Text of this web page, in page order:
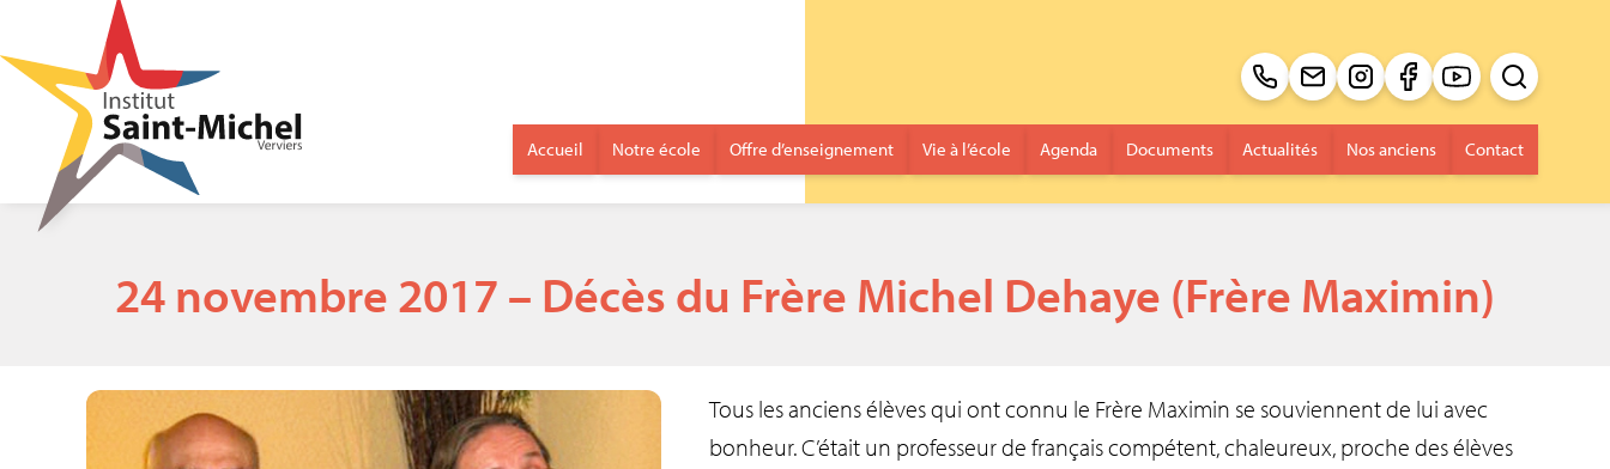
Recherche
Envoi
Accueil Notre école Offre d’enseignement Vie à l’école Agenda Documents Actualités Nos anciens Contact
24 novembre 2017 – Décès du Frère Michel Dehaye (Frère Maximin)
Tous les anciens élèves qui ont connu le Frère Maximin se souviennent de lui avec
bonheur. C’était un professeur de français compétent, chaleureux, proche des élèves